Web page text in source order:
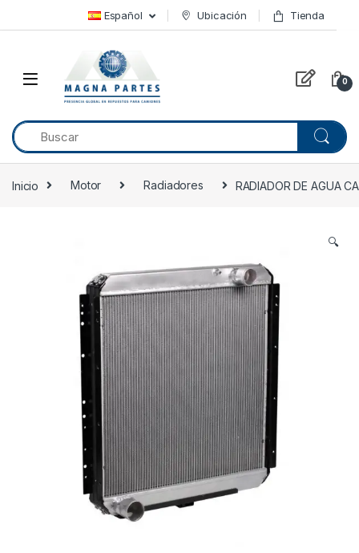
Skip to navigation Español Ubicación Tienda
0
Inicio Motor Radiadores RADIADOR DE AGUA
🔍